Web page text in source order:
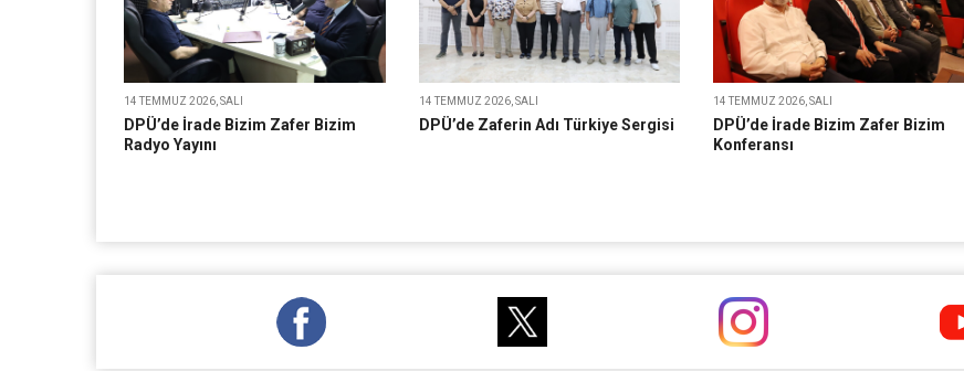
14 TEMMUZ 2026, SALI
DPÜ’de İrade Bizim Zafer Bizim
Radyo Yayını
14 TEMMUZ 2026, SALI
DPÜ’de Zaferin Adı Türkiye Sergisi
14 TEMMUZ 2026, SALI
DPÜ’de İrade Bizim Zafer Bizim
Konferansı